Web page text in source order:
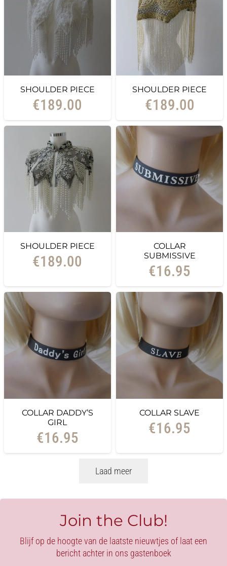
SHOULDER PIECE
€189.00
SHOULDER PIECE
€189.00
SHOULDER PIECE
€189.00
COLLAR
SUBMISSIVE
€16.95
COLLAR DADDY’S
GIRL
€16.95
COLLAR SLAVE
€16.95
Laad meer
Join the Club!
Blijf op de hoogte van de laatste nieuwtjes of laat een
bericht achter in ons gastenboek